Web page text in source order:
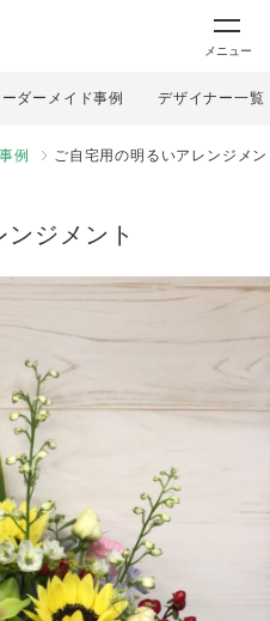
メニュー
ーダーメイド事例 デザイナー一覧
例 ご自宅用の明るいアレンジメ
ジメント